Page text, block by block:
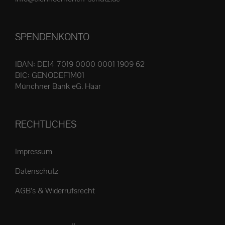
werden
SPENDENKONTO
IBAN: DE14 7019 0000 0001 1909 62
BIC: GENODEF1M01
Münchner Bank eG. Haar
RECHTLICHES
Impressum
Datenschutz
AGB’s & Widerrufsrecht